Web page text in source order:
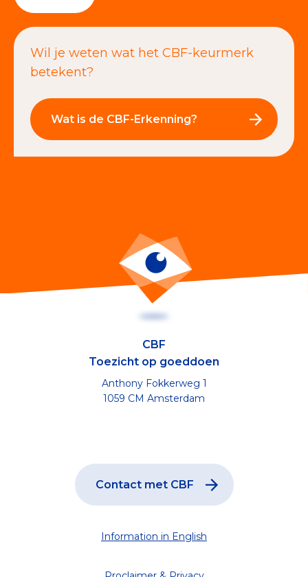
Wil je weten wat het CBF-keurmerk
betekent?
Wat is de CBF-Erkenning?
CBF
Toezicht op goeddoen
Anthony Fokkerweg 1
1059 CM Amsterdam
Contact met CBF
Information in English